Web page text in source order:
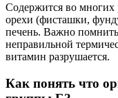
Содержится во
орехи (фисташки,
печень. Важно
неправильной
витамин разрушается.
Как понять что